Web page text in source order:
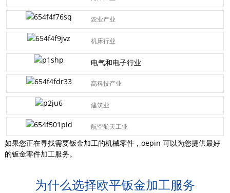
农业产业
机床行业
电气和电子行业
高科技产业
建筑业
航空航天工业
如果您正在寻找需要钣金加工的机械零件，oepin 可以为您提供最好
的钣金零件加工服务。
为什么选择欧平钣金加工服务